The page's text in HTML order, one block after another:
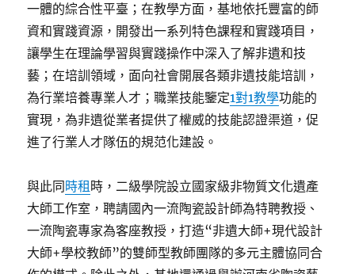
一體的綜合性平臺；在教學方面，基地依托豐富的師
資和實踐資源，開發出一系列特色課程和實踐項目，
讓學生在理論學習與實踐操作中深入了解非遺和技
藝；在培訓領域，面向社會開展各類非遺技能培訓，
為行業培養專業人才；職業技能鑒定1對1教學功能的
實現，為非遺從業者提供了權威的技能認證渠道，促
進了行業人才隊伍的規范化建設。
與此同 時租 時，二級學院設立國家級非物質文化遺產
大師工作室，聘請國內一流陶瓷設計師為特聘教授、
一流陶瓷專家為客座教授，打造“非遺大師+現代設計
大師+學校教師”的雙師型教師團隊的多元主體協同合